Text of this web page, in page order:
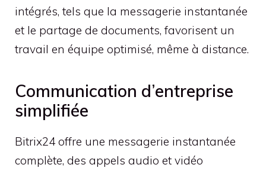
intégrés, tels que la messagerie instantanée
et le partage de documents, favorisent un
travail en équipe optimisé, même à distance.
Communication d’entreprise
simplifiée
Bitrix24 offre une messagerie instantanée
complète, des appels audio et vidéo